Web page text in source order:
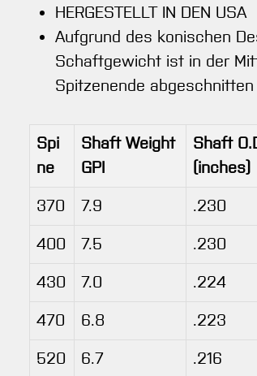
HERGESTELLT IN DEN USA
Aufgrund des konischen
Schaftgewicht ist in der
Spitzenende
Spi
ne
Shaft Weight
GPI
Shaft
(inches)
370
7.9 .230
400
7.5 .230
430
7.0 .224
470
6.8 .223
520
6.7 .216